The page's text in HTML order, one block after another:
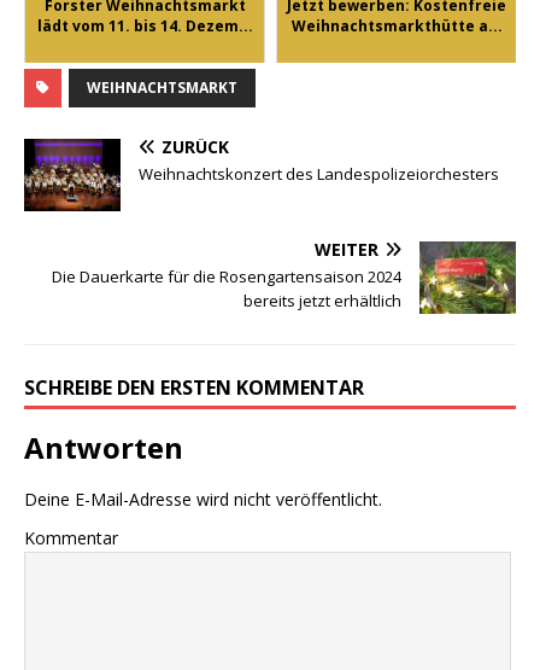
Forster Weihnachtsmarkt
lädt vom 11. bis 14. Dezem...
Jetzt bewerben: Kostenfreie
Weihnachtsmarkthütte a...
WEIHNACHTSMARKT
ZURÜCK
Weihnachtskonzert des Landespolizeiorchesters
WEITER
Die Dauerkarte für die Rosengartensaison 2024
bereits jetzt erhältlich
SCHREIBE DEN ERSTEN KOMMENTAR
Antworten
Deine E-Mail-Adresse wird nicht veröffentlicht.
Kommentar